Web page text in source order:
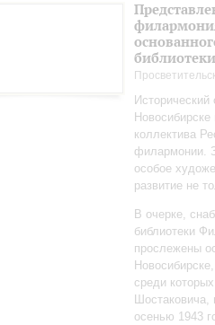
коллектива
филармонии.
особое
развитие не
В очерке,
библиотеки
прослежены
среди
Шостаковича,
осенью 1943